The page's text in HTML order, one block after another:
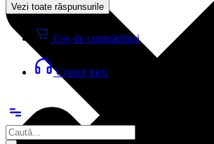
Vezi toate răspunsurile
Coș de cumpărături
Contul meu
Search